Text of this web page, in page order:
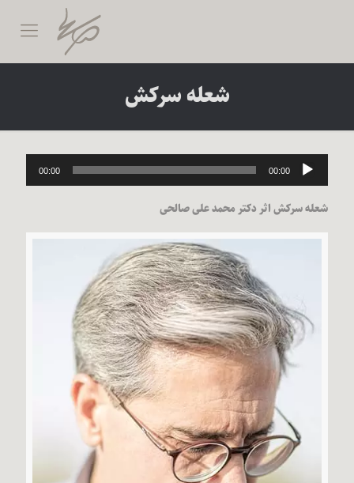
شعله سرکش
پخش‌کننده
صوت
00:00
00:00
شعله سرکش اثر دکتر محمد علی صالحی